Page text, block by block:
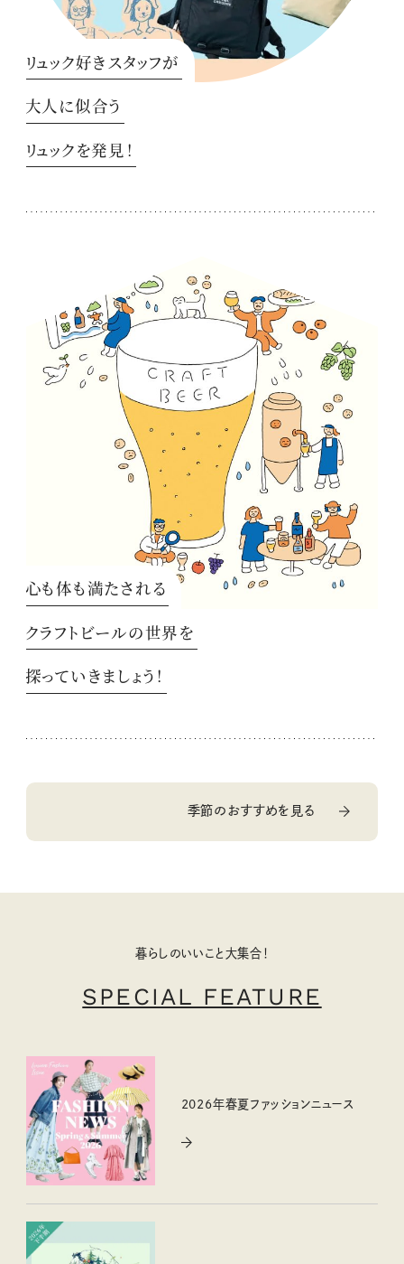
リュック好きスタッフが
大人に似合う
リュックを発見！
心も体も満たされる
クラフトビールの世界を
探っていきましょう！
季節のおすすめを見る
暮らしのいいこと大集合！
SPECIAL FEATURE
2026年春夏ファッションニュース